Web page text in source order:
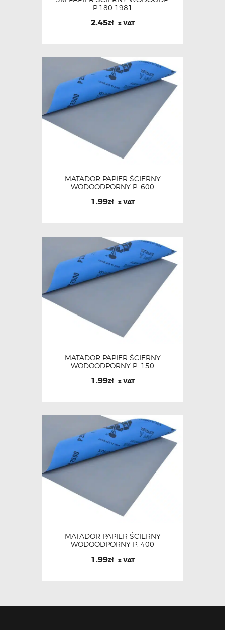
P.180 1981
2.45zł z VAT
MATADOR PAPIER ŚCIERNY
WODOODPORNY P. 600
1.99zł z VAT
MATADOR PAPIER ŚCIERNY
WODOODPORNY P. 150
1.99zł z VAT
MATADOR PAPIER ŚCIERNY
WODOODPORNY P. 400
1.99zł z VAT